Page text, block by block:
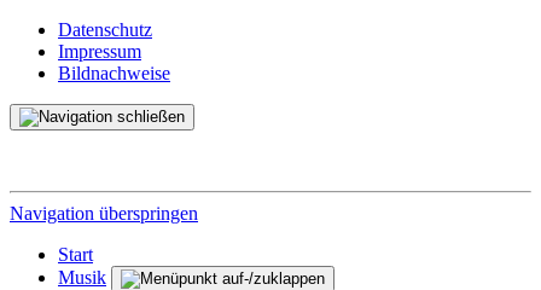
Datenschutz
Impressum
Bildnachweise
Navigation überspringen
Start
Musik